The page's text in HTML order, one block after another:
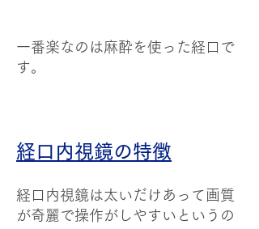
一番楽なのは麻酔を使った経口で
す。
経口内視鏡の特徴
経口内視鏡は太いだけあって画質
が奇麗で操作がしやすいというの